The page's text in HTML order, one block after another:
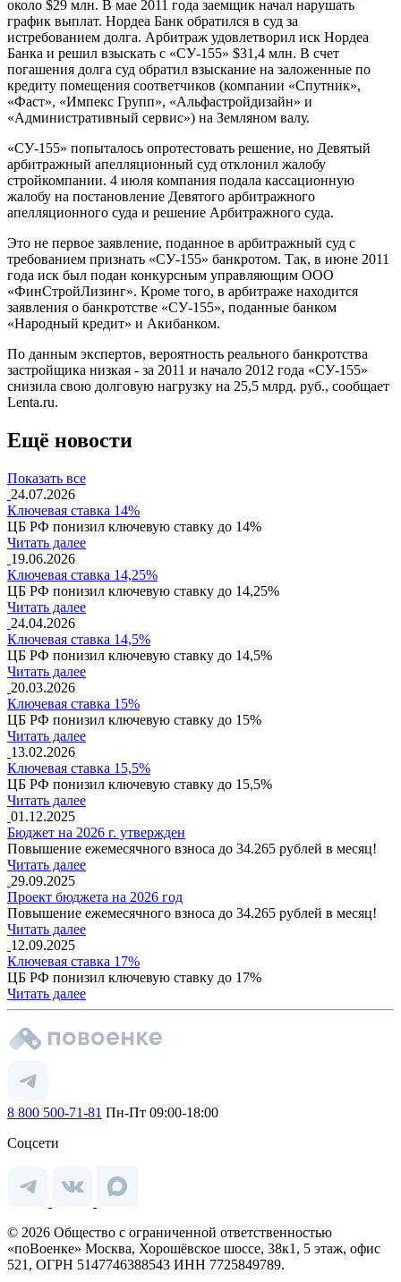
около $29 млн. В мае 2011 года заемщик начал нарушать
график выплат. Нордеа Банк обратился в суд за
истребованием долга. Арбитраж удовлетворил иск Нордеа
Банка и решил взыскать с «СУ-155» $31,4 млн. В счет
погашения долга суд обратил взыскание на заложенные по
кредиту помещения соответчиков (компании «Спутник»,
«Фаст», «Импекс Групп», «Альфастройдизайн» и
«Административный сервис») на Земляном валу.
«СУ-155» попыталось опротестовать решение, но Девятый
арбитражный апелляционный суд отклонил жалобу
стройкомпании. 4 июля компания подала кассационную
жалобу на постановление Девятого арбитражного
апелляционного суда и решение Арбитражного суда.
Это не первое заявление, поданное в арбитражный суд с
требованием признать «СУ-155» банкротом. Так, в июне 2011
года иск был подан конкурсным управляющим ООО
«ФинСтройЛизинг». Кроме того, в арбитраже находится
заявления о банкротстве «СУ-155», поданные банком
«Народный кредит» и Акибанком.
По данным экспертов, вероятность реального банкротства
застройщика низкая - за 2011 и начало 2012 года «СУ-155»
снизила свою долговую нагрузку на 25,5 млрд. руб., сообщает
Lenta.ru.
Ещё новости
Показать все
24.07.2026
Ключевая ставка 14%
ЦБ РФ понизил ключевую ставку до 14%
Читать далее
19.06.2026
Ключевая ставка 14,25%
ЦБ РФ понизил ключевую ставку до 14,25%
Читать далее
24.04.2026
Ключевая ставка 14,5%
ЦБ РФ понизил ключевую ставку до 14,5%
Читать далее
20.03.2026
Ключевая ставка 15%
ЦБ РФ понизил ключевую ставку до 15%
Читать далее
13.02.2026
Ключевая ставка 15,5%
ЦБ РФ понизил ключевую ставку до 15,5%
Читать далее
01.12.2025
Бюджет на 2026 г. утвержден
Повышение ежемесячного взноса до 34.265 рублей в месяц!
Читать далее
29.09.2025
Проект бюджета на 2026 год
Повышение ежемесячного взноса до 34.265 рублей в месяц!
Читать далее
12.09.2025
Ключевая ставка 17%
ЦБ РФ понизил ключевую ставку до 17%
Читать далее
8 800 500-71-81 Пн-Пт 09:00-18:00
Соцсети
© 2026 Общество с ограниченной ответственностью
«поВоенке» Москва, Хорошёвское шоссе, 38к1, 5 этаж, офис
521, ОГРН 5147746388543 ИНН 7725849789.